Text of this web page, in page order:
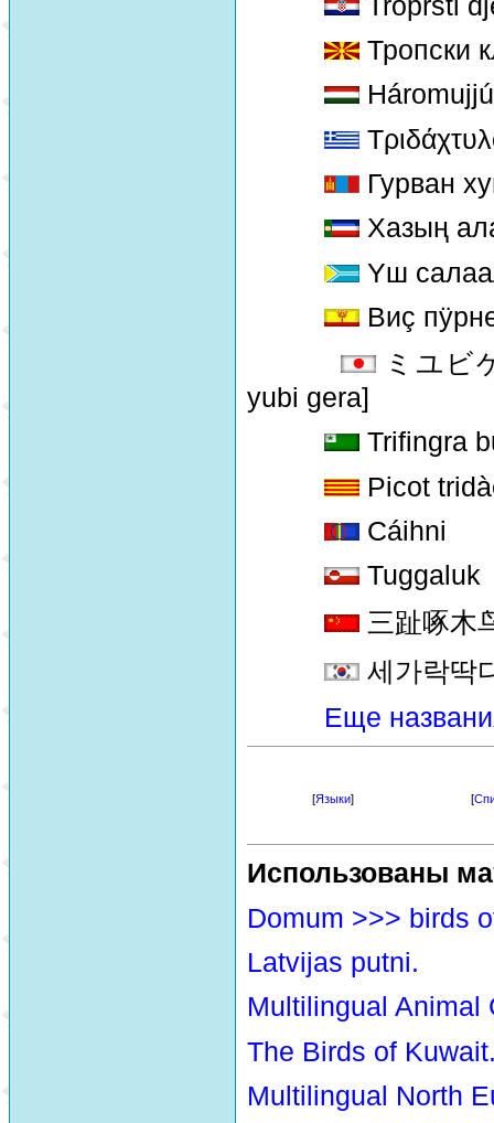
Тропски
Гурван
Хазың
Yш
Виç
ミユビ
yubi gera]
Trifingra
Picot
Cáihni
Tuggaluk
三趾啄木
세가락딱
Еще
[Языки] [
Использованы
Domum >>> birds
Latvijas putni.
Multilingual Animal
The Birds of
Multilingual North